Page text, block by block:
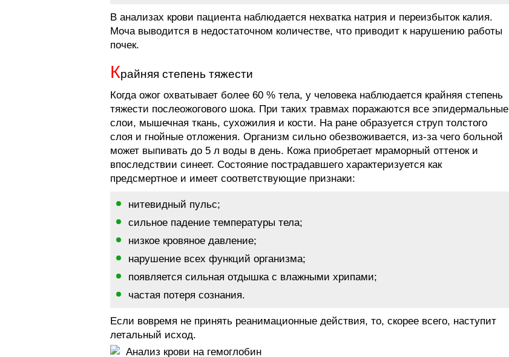
В анализах крови пациента наблюдается нехватка натрия и переизбыток калия.
Моча выводится в недостаточном количестве, что приводит к нарушению работы
почек.
Крайняя степень тяжести
Когда ожог охватывает более 60 % тела, у человека наблюдается крайняя степень
тяжести послеожогового шока. При таких травмах поражаются все эпидермальные
слои, мышечная ткань, сухожилия и кости. На ране образуется струп толстого
слоя и гнойные отложения. Организм сильно обезвоживается, из-за чего больной
может выпивать до 5 л воды в день. Кожа приобретает мраморный оттенок и
впоследствии синеет. Состояние пострадавшего характеризуется как
предсмертное и имеет соответствующие признаки:
нитевидный пульс;
сильное падение температуры тела;
низкое кровяное давление;
нарушение всех функций организма;
появляется сильная отдышка с влажными хрипами;
частая потеря сознания.
Если вовремя не принять реанимационные действия, то, скорее всего, наступит
летальный исход.
Анализ крови на гемоглобин